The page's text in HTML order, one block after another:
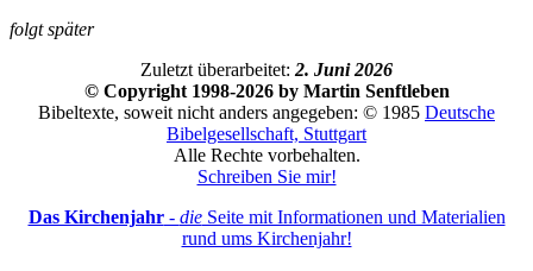
folgt später
Zuletzt überarbeitet: 2. Juni 2026
© Copyright 1998-2026 by Martin Senftleben
Bibeltexte, soweit nicht anders angegeben: © 1985 Deutsche
Bibelgesellschaft, Stuttgart
Alle Rechte vorbehalten.
Schreiben Sie mir!
Das Kirchenjahr- dieSeite mit Informationen und Materialien
rund ums Kirchenjahr!